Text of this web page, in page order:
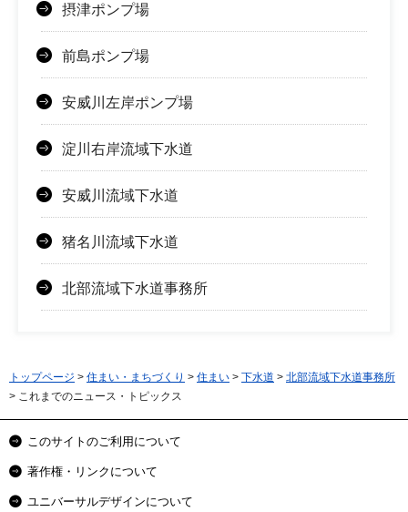
摂津ポンプ場
前島ポンプ場
安威川左岸ポンプ場
淀川右岸流域下水道
安威川流域下水道
猪名川流域下水道
北部流域下水道事務所
トップページ > 住まい・まちづくり > 住まい > 下水道 > 北部流域下水道事務所
> これまでのニュース・トピックス
このサイトのご利用について
著作権・リンクについて
ユニバーサルデザインについて